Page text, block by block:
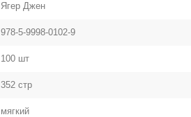
Ягер Джен
978-5-9998-0102-9
100 шт
352 стр
мягкий